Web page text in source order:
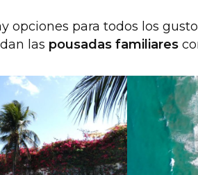
opciones para todos los
las pousadas familiares